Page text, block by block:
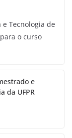
Tecnologia de
o curso
e
da UFPR